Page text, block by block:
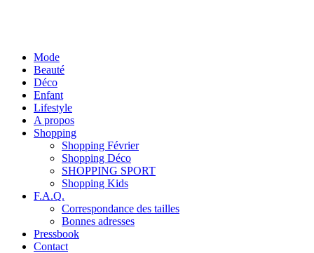
Mode
Beauté
Déco
Enfant
Lifestyle
A propos
Shopping
Shopping Février
Shopping Déco
SHOPPING SPORT
Shopping Kids
F.A.Q.
Correspondance des tailles
Bonnes adresses
Pressbook
Contact